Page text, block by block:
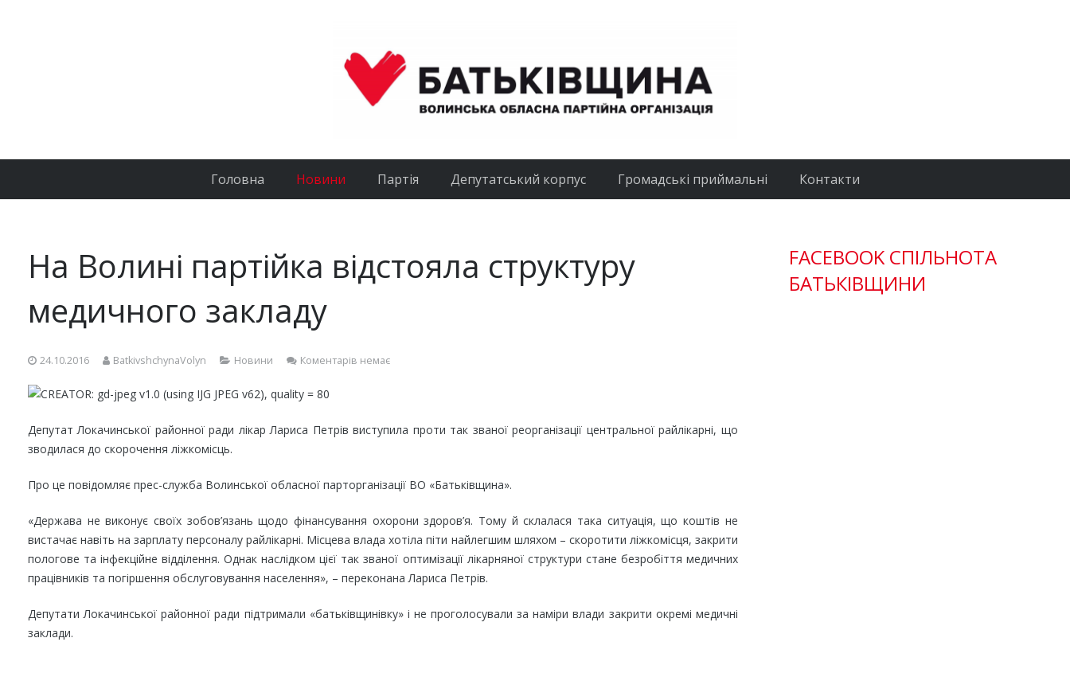
Головна Новини Партія Депутатський корпус Громадські приймальні Контакти
На Волині партійка відстояла структуру
медичного закладу
24.10.2016 BatkivshchynaVolyn Новини Коментарів немає
Депутат Локачинської районної ради лікар Лариса Петрів виступила проти так званої реорганізації центральної райлікарні, що
зводилася до скорочення ліжкомісць.
Про це повідомляє прес-служба Волинської обласної парторганізації ВО «Батьківщина».
«Держава не виконує своїх зобов’язань щодо фінансування охорони здоров’я. Тому й склалася така ситуація, що коштів не
вистачає навіть на зарплату персоналу райлікарні. Місцева влада хотіла піти найлегшим шляхом – скоротити ліжкомісця, закрити
пологове та інфекційне відділення. Однак наслідком цієї так званої оптимізації лікарняної структури стане безробіття медичних
працівників та погіршення обслуговування населення», – переконана Лариса Петрів.
Депутати Локачинської районної ради підтримали «батьківщинівку» і не проголосували за наміри влади закрити окремі медичні
заклади.
FACEBOOK СПІЛЬНОТА
БАТЬКІВЩИНИ